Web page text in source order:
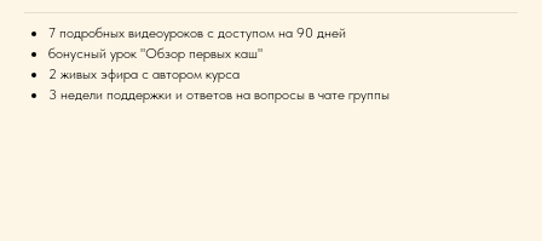
7 подробных видеоуроков с доступом на 90 дней
бонусный урок "Обзор первых каш"
2 живых эфира с автором курса
3 недели поддержки и ответов на вопросы в чате группы